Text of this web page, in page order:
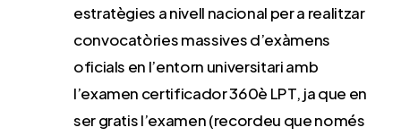
estratègies a nivell nacional per a realitzar
convocatòries massives d’exàmens
oficials en l’entorn universitari amb
l’examen certificador 360è LPT, ja que en
ser gratis l’examen (recordeu que només